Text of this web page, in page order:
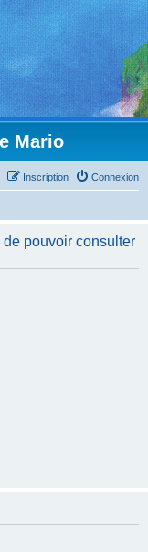
Mario
Connexion
Inscription
pouvoir consulter